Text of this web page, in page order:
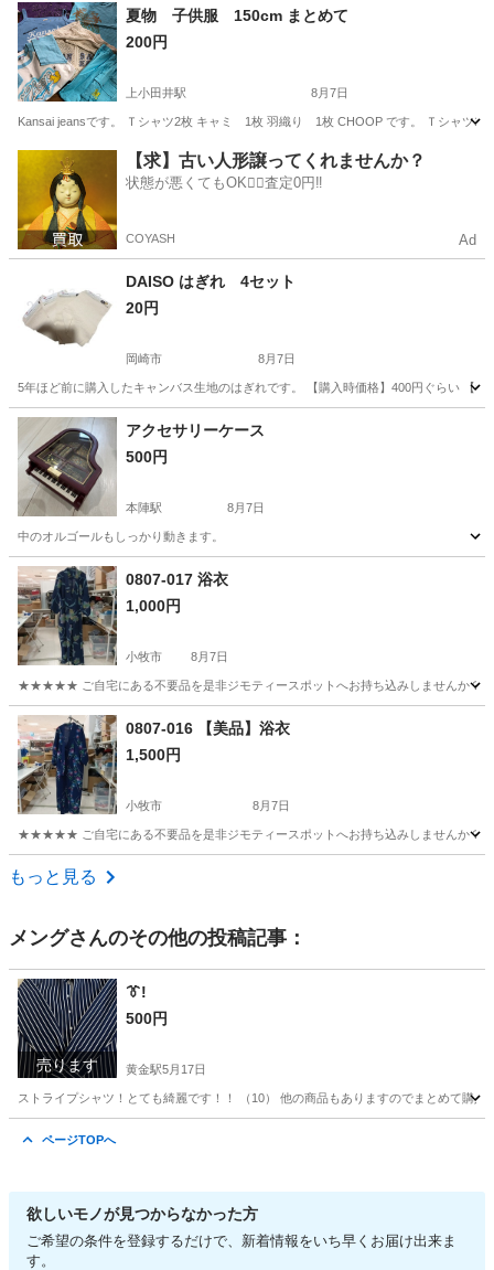
愛知 半田市 小物 現地
夏物 子供服 150cm まとめて
200円
上小田井駅 8月7日
Kansai jeansです。 Ｔシャツ2枚 キャミ 1枚 羽織り 1枚 CHOOP です。 Ｔシャツ1
上小田井駅 服/ファッション CHOOP
【求】古い人形譲ってくれませんか？
状態が悪くてもOK🙆‍♀️査定0円‼️
COYASH Ad
DAISO はぎれ 4セット
20円
岡崎市 8月7日
5年ほど前に購入したキャンバス生地のはぎれです。 【購入時価格】400円ぐらい 【
愛知 岡崎市 その他 DAISO
アクセサリーケース
500円
本陣駅 8月7日
中のオルゴールもしっかり動きます。
愛知 名古屋市 アクセサリー
0807-017 浴衣
1,000円
小牧市 8月7日
★★★★★ ご自宅にある不要品を是非ジモティースポットへお持ち込みしませんか？
愛知 小牧市 浴衣
0807-016 【美品】浴衣
1,500円
小牧市 8月7日
★★★★★ ご自宅にある不要品を是非ジモティースポットへお持ち込みしませんか？
愛知 小牧市
もっと見る
メングさんのその他の投稿記事：
売ります
👔!
500円
黄金駅5月17日
ストライプシャツ！とても綺麗です！！ （10） 他の商品もありますのでまとめて購
ページTOPへ
欲しいモノが見つからなかった方
ご希望の条件を登録するだけで、新着情報をいち早くお届け出来ま
す。